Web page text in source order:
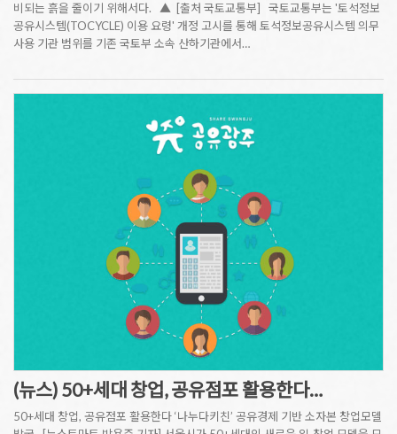
비되는 흙을 줄이기 위해서다. ▲ [출처 국토교통부] 국토교통부는 '토석정보
공유시스템(TOCYCLE) 이용 요령' 개정 고시를 통해 토석정보공유시스템 의무
사용 기관 범위를 기존 국토부 소속 산하기관에서…
(뉴스) 50+세대 창업, 공유점포 활용한다…
50+세대 창업, 공유점포 활용한다 ‘나누다키친’ 공유경제 기반 소자본 창업모델